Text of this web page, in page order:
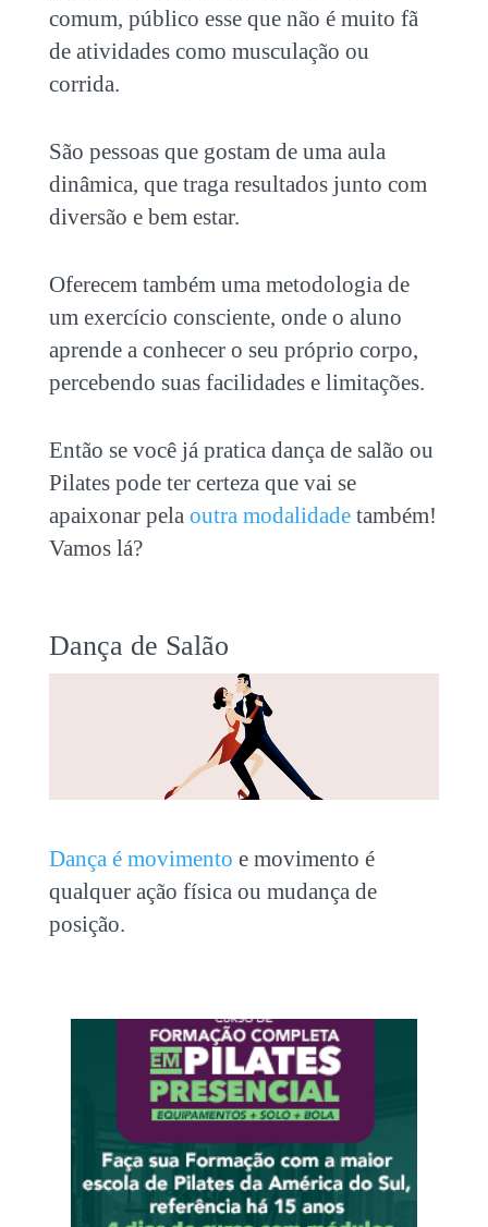
comum, público esse que não é muito fã
de atividades como musculação ou
corrida.
São pessoas que gostam de uma aula
dinâmica, que traga resultados junto com
diversão e bem estar.
Oferecem também uma metodologia de
um exercício consciente, onde o aluno
aprende a conhecer o seu próprio corpo,
percebendo suas facilidades e limitações.
Então se você já pratica dança de salão ou
Pilates pode ter certeza que vai se
apaixonar pela outra modalidadetambém!
Vamos lá?
Dança de Salão
Dança é movimento e movimento é
qualquer ação física ou mudança de
posição.